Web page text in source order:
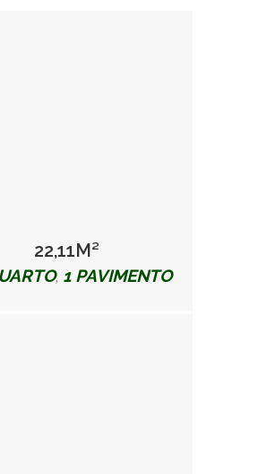
22,11M²
, 1 PAVIMENTO